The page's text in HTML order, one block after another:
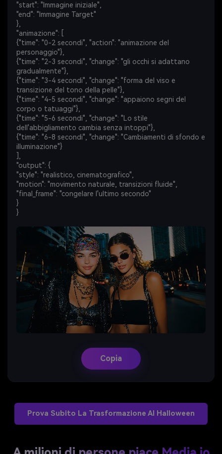
"start": "Immagine iniziale",
"end": "Immagine Target"
},
"animazione": [
{"time": "0-2 secondi", "action": "animazione del
personaggio"},
{"time": "2-3 secondi", "change": "gli occhi si adattano
gradualmente"},
{"time": "3-4 secondi", "change": "forma del viso e
transizione del tono della pelle"},
{"time": "4-5 secondi", "change": "appaiono segni del
corpo o tatuaggi"},
{"time": "5-6 secondi", "change": "Lo stile
dell'abbigliamento cambia senza intoppi"},
{"time": "6-8 secondi", "change": "Cambiamenti di sfondo e
illuminazione"}
"output": {
"style": "realistico, cinematografico",
"motion": "movimento naturale, transizioni fluide",
"final_frame": "congelare l'ultimo secondo"
}
}
Copia
Prova Subito La Trasformazione AI Halloween